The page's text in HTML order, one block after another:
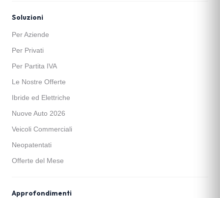
Soluzioni
Per Aziende
Per Privati
Per Partita IVA
Le Nostre Offerte
Ibride ed Elettriche
Nuove Auto 2026
Veicoli Commerciali
Neopatentati
Offerte del Mese
Approfondimenti